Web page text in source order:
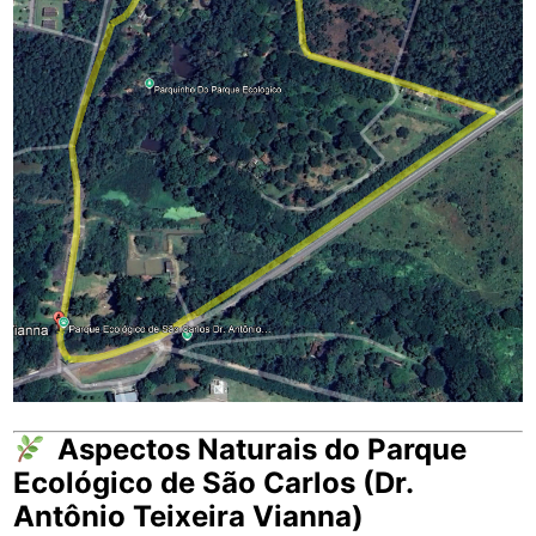
Aspectos Naturais do Parque
Ecológico de São Carlos (Dr.
Antônio Teixeira Vianna)